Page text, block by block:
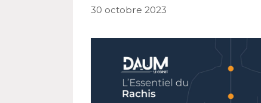
30 octobre 2023